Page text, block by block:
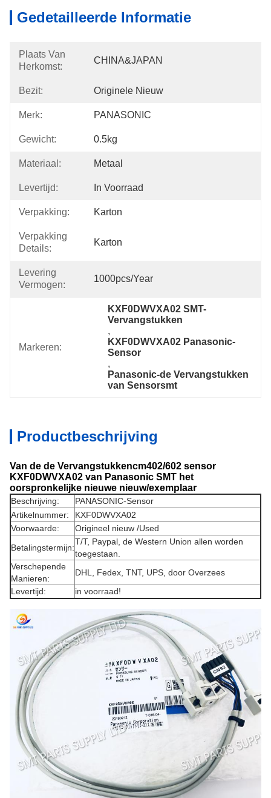
Gedetailleerde Informatie
Plaats Van
Herkomst:
CHINA&JAPAN
Bezit: Originele Nieuw
Merk: PANASONIC
Gewicht: 0.5kg
Materiaal: Metaal
Levertijd: In Voorraad
Verpakking: Karton
Verpakking
Details:
Karton
Levering
Vermogen:
1000pcs/year
Markeren:
KXF0DWVXA02 SMT-
Vervangstukken
,
KXF0DWVXA02 Panasonic-
Sensor
,
Panasonic-de Vervangstukken
van Sensorsmt
Productbeschrijving
Van de de Vervangstukkencm402/602 sensor
KXF0DWVXA02 van Panasonic SMT het
oorspronkelijke nieuwe nieuw/exemplaar
Beschrijving:
PANASONIC-Sensor
Artikelnummer:
KXF0DWVXA02
Voorwaarde:
Origineel nieuw /Used
Betalingstermijn:
T/T, Paypal, de Western Union allen worden
toegestaan.
Verschepende
Manieren:
DHL, Fedex, TNT, UPS, door Overzees
Levertijd:
in voorraad!